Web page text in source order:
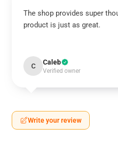
The shop provides super
product is just as great.
C Caleb
Verified owner
Write your review